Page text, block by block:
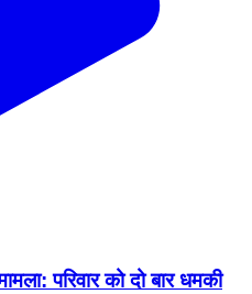
परिवार को दो बार धमकी